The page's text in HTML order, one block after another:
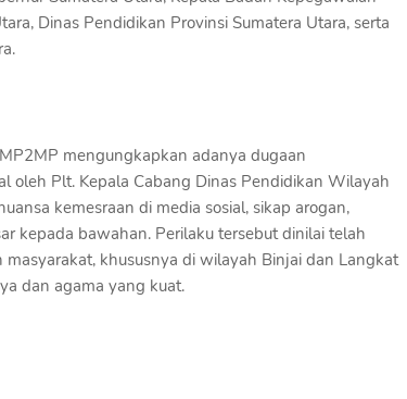
Dinas Pendidikan Provinsi Sumatera Utara, serta
mengungkapkan adanya dugaan
oleh Plt. Kepala Cabang Dinas Pendidikan Wilayah
kemesraan di media sosial, sikap arogan,
kepada bawahan. Perilaku tersebut dinilai telah
khususnya di wilayah Binjai dan Langkat
dan agama yang kuat.